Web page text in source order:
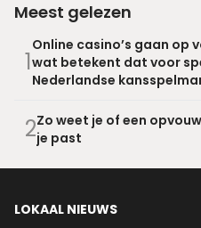
Meest gelezen
1
Online casino’s gaan op
wat betekent dat voor
Nederlandse
2Zo weet je of een
je past
LOKAAL NIEUWS